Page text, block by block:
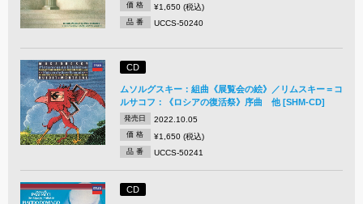
価 格 ¥1,650 (税込)
品 番 UCCS-50240
CD
ムソルグスキー：組曲《展覧会の絵》／リムスキー＝コ
ルサコフ：《ロシアの復活祭》序曲 他 [SHM-CD]
発売日 2022.10.05
価 格 ¥1,650 (税込)
品 番 UCCS-50241
CD